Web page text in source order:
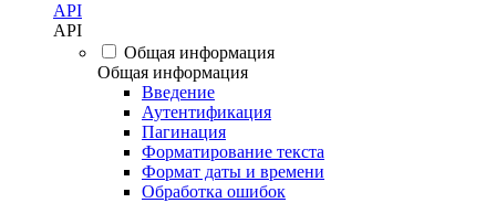
API
API
Общая информация
Общая информация
Введение
Аутентификация
Пагинация
Форматирование текста
Формат даты и времени
Обработка ошибок